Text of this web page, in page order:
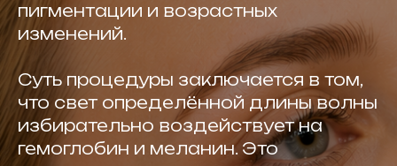
пигментации и возрастных
изменений.
Суть процедуры заключается в том,
что свет определённой длины волны
избирательно воздействует на
гемоглобин и меланин. Это